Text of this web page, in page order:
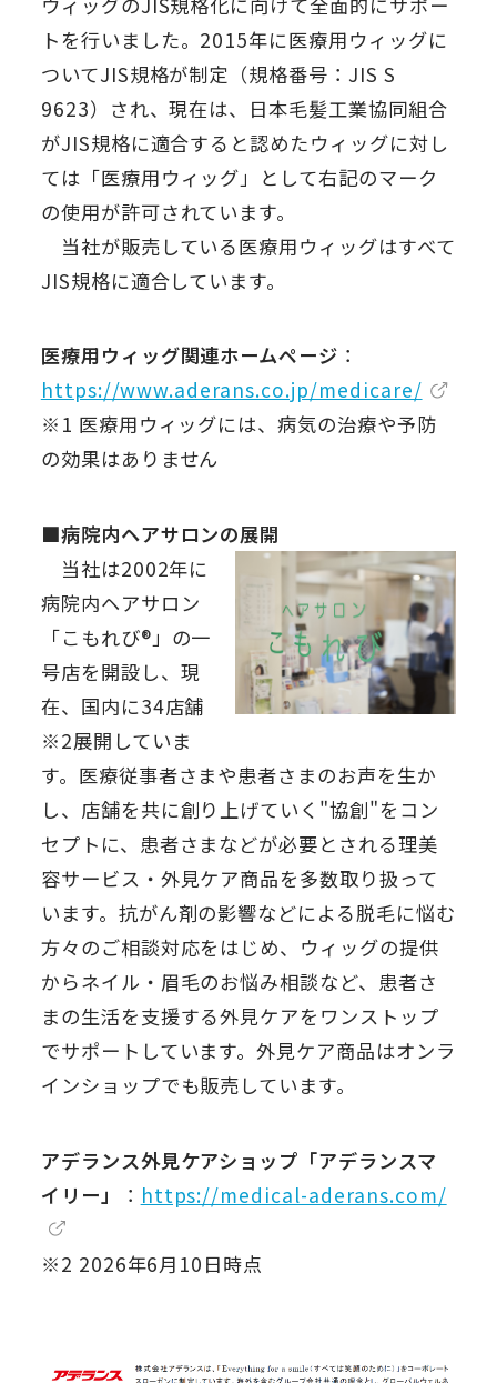
トを行いました。2015年に医療用ウィッグに
ついてJIS規格が制定（規格番号：JIS S
9623）され、現在は、日本毛髪工業協同組合
がJIS規格に適合すると認めたウィッグに対し
ては「医療用ウィッグ」として右記のマーク
の使用が許可されています。
当社が販売している医療用ウィッグはすべて
JIS規格に適合しています。
医療用ウィッグ関連ホームページ ：
https://www.aderans.co.jp/medicare/
※1 医療用ウィッグには、病気の治療や予防
の効果はありません
■病院内ヘアサロンの展開
当社は2002年に
病院内ヘアサロン
「こもれび®」の一
号店を開設し、現
在、国内に34店舗
※2展開していま
す。医療従事者さまや患者さまのお声を生か
し、店舗を共に創り上げていく"協創"をコン
セプトに、患者さまなどが必要とされる理美
容サービス・外見ケア商品を多数取り扱って
います。抗がん剤の影響などによる脱毛に悩む
方々のご相談対応をはじめ、ウィッグの提供
からネイル・眉毛のお悩み相談など、患者さ
まの生活を支援する外見ケアをワンストップ
でサポートしています。外見ケア商品はオンラ
インショップでも販売しています。
アデランス外見ケアショップ「アデランスマ
イリー」
： https://medical-aderans.com/
※2 2026年6月10日時点